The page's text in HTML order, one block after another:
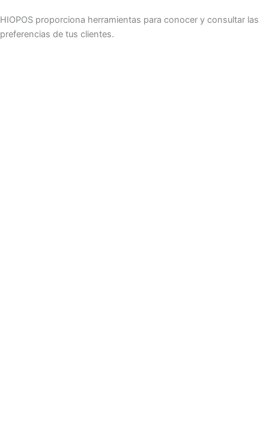
HIOPOS proporciona herramientas para conocer y consultar las
preferencias de tus clientes.